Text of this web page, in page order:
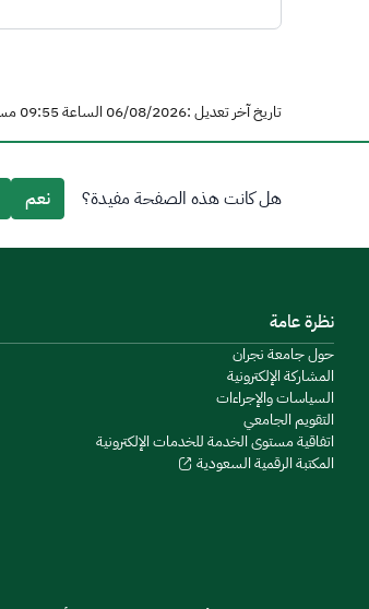
تاريخ آخر تعديل :06/08/2026 الساعة 09:55 مساءً
هل كانت هذه الصفحة مفيدة؟ نعم
نظرة عامة
حول جامعة نجران
المشاركة الإلكترونية
السياسات والإجراءات
التقويم الجامعي
اتفاقية مستوى الخدمة للخدمات الإلكترونية
المكتبة الرقمية السعودية